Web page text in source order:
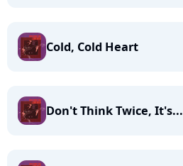
Cold, Cold Heart
Don't Think Twice, It's...